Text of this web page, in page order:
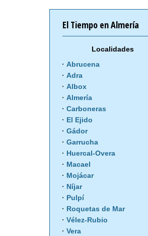
El Tiempo en Almería
Localidades
Abrucena
Adra
Albox
Almería
Carboneras
El Ejido
Gádor
Garrucha
Huercal-Overa
Macael
Mojácar
Níjar
Pulpí
Roquetas de Mar
Vélez-Rubio
Vera